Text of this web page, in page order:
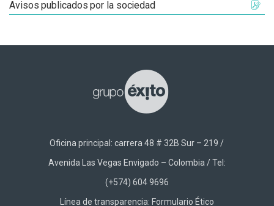
Avisos publicados por la sociedad
Oficina principal: carrera 48 # 32B Sur – 219 /
Avenida Las Vegas Envigado – Colombia / Tel:
(+574) 604 9696
Línea de transparencia: Formulario Ético